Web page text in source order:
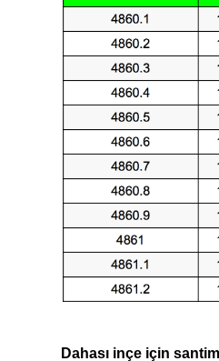
Dahası inçe için